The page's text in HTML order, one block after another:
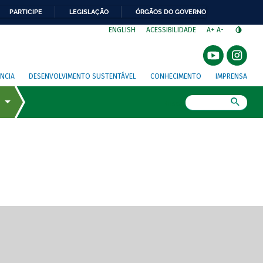
PARTICIPE LEGISLAÇÃO ÓRGÃOS DO GOVERNO
ENGLISH ACESSIBILIDADE A+ A-
DESENVOLVIMENTO SUSTENTÁVEL CONHECIMENTO IMPRENSA
de tela